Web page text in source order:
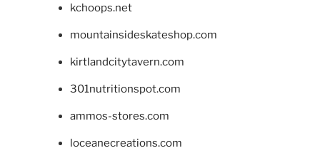
kchoops.net
mountainsideskateshop.com
kirtlandcitytavern.com
301nutritionspot.com
ammos-stores.com
loceanecreations.com